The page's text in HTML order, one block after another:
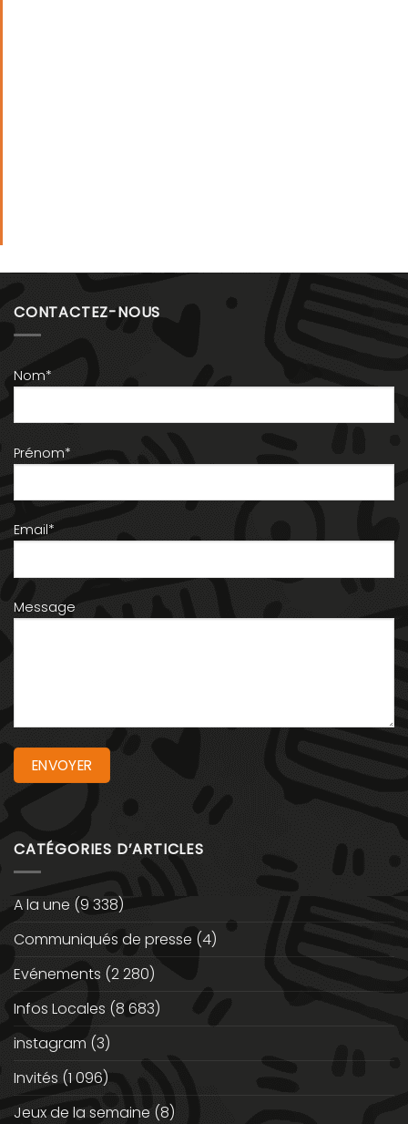
CONTACTEZ-NOUS
Nom*
Prénom*
Email*
Message
CATÉGORIES D’ARTICLES
A la une (9 338)
Communiqués de presse (4)
Evénements (2 280)
Infos Locales (8 683)
instagram (3)
Invités (1 096)
Jeux de la semaine (8)